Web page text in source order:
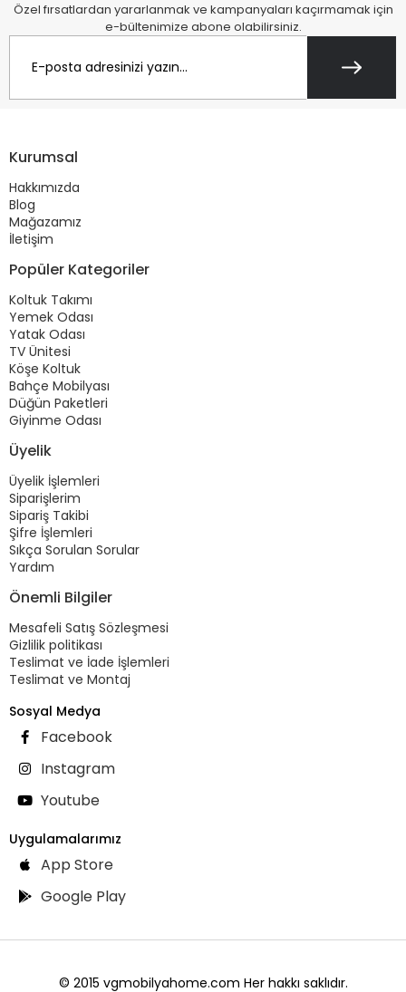
Özel fırsatlardan yararlanmak ve kampanyaları kaçırmamak için
e-bültenimize abone olabilirsiniz.
Kurumsal
Hakkımızda
Blog
Mağazamız
İletişim
Popüler Kategoriler
Koltuk Takımı
Yemek Odası
Yatak Odası
TV Ünitesi
Köşe Koltuk
Bahçe Mobilyası
Düğün Paketleri
Giyinme Odası
Üyelik
Üyelik İşlemleri
Siparişlerim
Sipariş Takibi
Şifre İşlemleri
Sıkça Sorulan Sorular
Yardım
Önemli Bilgiler
Mesafeli Satış Sözleşmesi
Gizlilik politikası
Teslimat ve İade İşlemleri
Teslimat ve Montaj
Sosyal Medya
Facebook
Instagram
Youtube
Uygulamalarımız
App Store
Google Play
© 2015 vgmobilyahome.com Her hakkı saklıdır.